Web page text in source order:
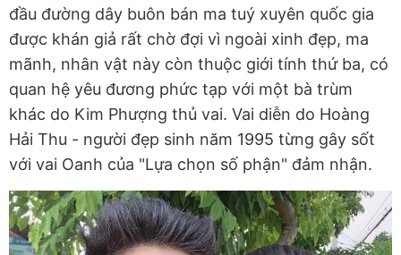
đầu đường dây buôn bán ma tuý xuyên quốc gia
được khán giả rất chờ đợi vì ngoài xinh đẹp, ma
mãnh, nhân vật này còn thuộc giới tính thứ ba, có
quan hệ yêu đương phức tạp với một bà trùm
khác do Kim Phượng thủ vai. Vai diễn do Hoàng
Hải Thu - người đẹp sinh năm 1995 từng gây sốt
với vai Oanh của "Lựa chọn số phận" đảm nhận.